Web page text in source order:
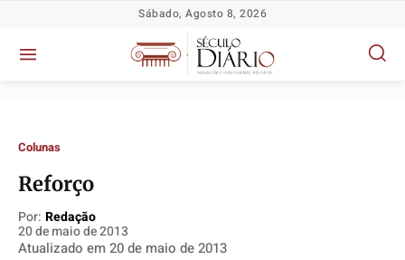
Política
Política
Política
Política
Sábado, Agosto 8, 2026
Colunas
Reforço
Por: Redação
20 de maio de 2013
Atualizado em 20 de maio de 2013